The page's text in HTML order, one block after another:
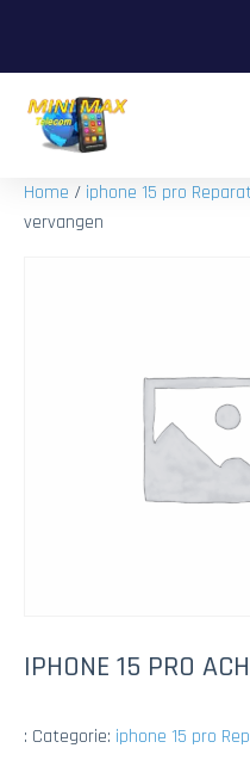
Home / iphone 15 pro
vervangen
IPHONE 15 PRO
: Categorie: iphone 15 pro